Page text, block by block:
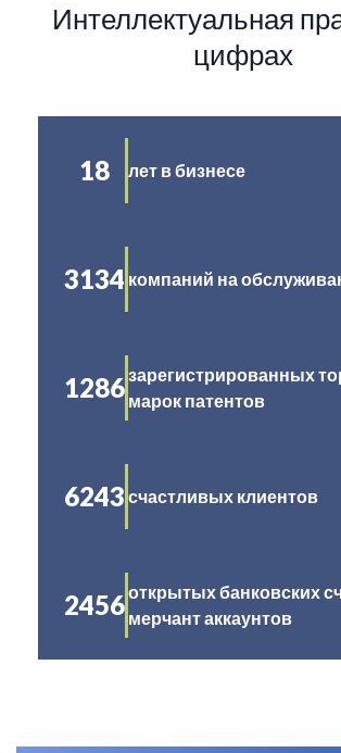
Интеллектуальная
цифрах
18 лет в бизнесе
3134 компаний на
1286зарегистрированных
марок патентов
6243 счастливых клиентов
2456открытых банковских
мерчант аккаунтов